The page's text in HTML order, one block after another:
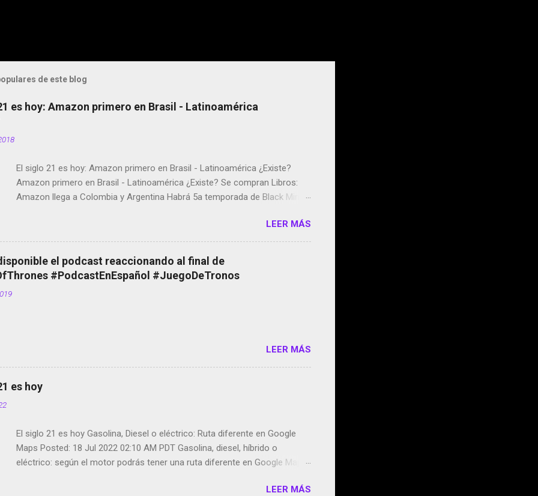
de este blog
es hoy: Amazon primero en Brasil - Latinoamérica
El siglo 21 es hoy: Amazon primero en Brasil - Latinoamérica ¿Existe?
Amazon primero en Brasil - Latinoamérica ¿Existe? Se compran Libros:
Amazon llega a Colombia y Argentina Habrá 5a temporada de Black Mirror
copyright en Instagram Música y vídeo selfies en la red social Riddley
Scott saca a Kevin Spacey de su película Francisco regaña a los que usan
el smartphone en sus misas La serie de la Tierra Media GoBee - StartUp
de bicicletas de alquiler Stop Motion en Instagram Vodafone: me siento
tumbado. Amazon Music: Chingo yo, chingas tu... http://amzn.to/2z1UkPK
LEER MÁS
el podcast reaccionando al final de
#PodcastEnEspañol #JuegoDeTronos
LEER MÁS
es hoy
El siglo 21 es hoy Gasolina, Diesel o eléctrico: Ruta diferente en Google
Maps Posted: 18 Jul 2022 02:10 AM PDT Gasolina, diesel, híbrido o
eléctrico: según el motor podrás tener una ruta diferente en Google Maps.
de esos sentidos es lo que hacen los desarrolladores de Alphabet, laLEER MÁS